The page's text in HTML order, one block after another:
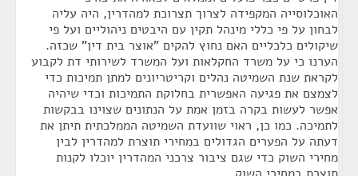
האוכלוסייה המקפידה לצרוך תצרוכת למהדרין, היה עליה
לבחון על פי כללי מינהל תקין עם היבטים ניהוליים ועל פי
שיקולים כלכליים האם נחוץ להקים "אוצר בית דין" שכזה.
הערנו כי על משרד החקלאות ועל המשרד לשירותי דת לקבוע
לקראת שנת השמיטה נהלים וקריטריונים למתן תמיכות כדי
לצמצם את פגיעה האפשרית בחלוקת התמיכות וכדי שיהיה
אפשר לעשות בקרה בזמן אמת על הנתונים שצוינו בבקשות
לתמיכה. כמו כן, ראוי שוועדת השמיטה הממלכתית תיתן את
דעתה על הפערים הגדולים במחירי תוצרת למהדרין לבין
מחירי השוק כדי שגם ציבור צרכני המהדרין יוכלו לקנות